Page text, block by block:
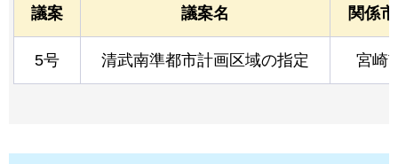
議案 議案名 関係
5号 清武南準都市計画区域の指定 宮崎